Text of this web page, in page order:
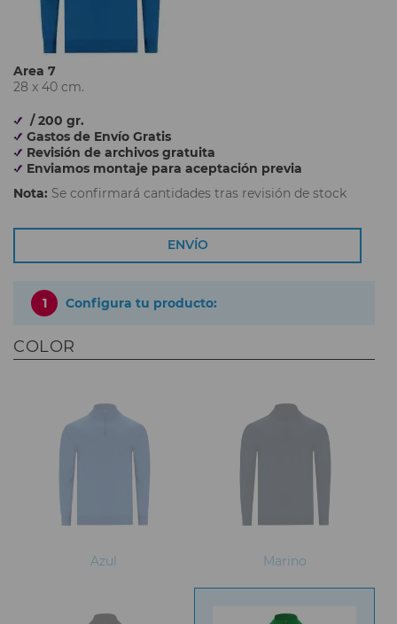
Area 7
28 x 40 cm.
/ 200 gr.
Gastos de Envío Gratis
Revisión de archivos gratuita
Enviamos montaje para aceptación previa
Nota: Se confirmará cantidades tras revisión de stock
ENVÍO
1 Configura tu producto:
COLOR
Azul Marino